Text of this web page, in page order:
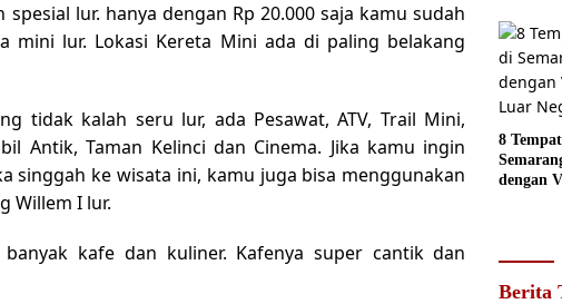
lur. hanya dengan Rp 20.000 saja kamu sudah
mini lur. Lokasi Kereta Mini ada di paling belakang
tidak kalah seru lur, ada Pesawat, ATV, Trail Mini,
Antik, Taman Kelinci dan Cinema. Jika kamu ingin
singgah ke wisata ini, kamu juga bisa menggunakan
Willem I lur.
kafe dan kuliner. Kafenya super cantik dan
jadi
Fotografi
8
dengan
Berita